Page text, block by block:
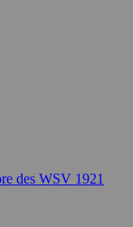
des WSV 1921